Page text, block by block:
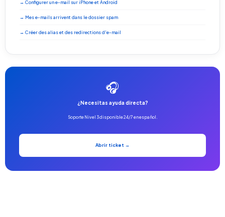
→ Configurer un e-mail sur iPhone et Android
→ Mes e-mails arrivent dans le dossier spam
→ Créer des alias et des redirections d'e-mail
🎧
¿Necesitas ayuda directa?
Soporte Nivel 3 disponible 24/7 en español.
Abrir ticket →